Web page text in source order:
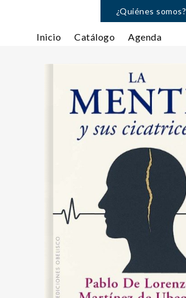
¿Quiénes somos?
Inicio Catálogo Agenda